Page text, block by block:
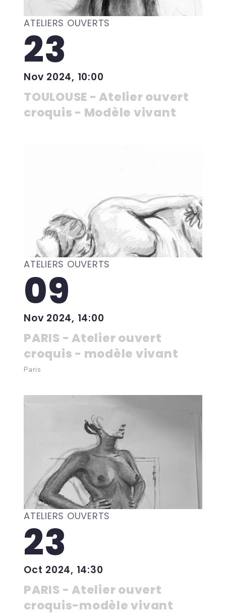
ATELIERS OUVERTS
23
Nov 2024, 10:00
TOULOUSE - Atelier ouvert
croquis - Modèle vivant
ATELIERS OUVERTS
09
Nov 2024, 14:00
PARIS - Atelier ouvert
croquis - modèle vivant
Paris
ATELIERS OUVERTS
23
Oct 2024, 14:30
PARIS - Atelier ouvert
croquis-modèle vivant